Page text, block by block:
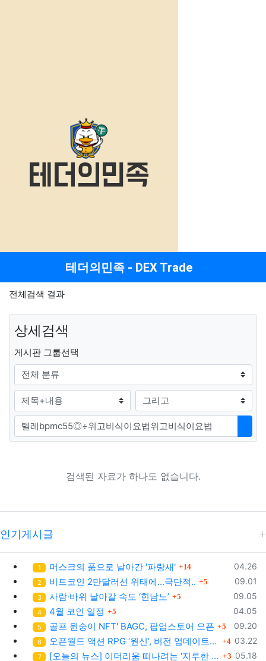
테더의민족 - DEX Trade
전체검색 결과
상세검색
그룹
게시판 그룹선택
검색조건 검색방법
검색어
검
검색된 자료가 하나도 없습니다.
인기게시글
등록일
04.26
1 머스크의 품으로 날아간 '파랑새' 댓글
14
등록일
09.01
2 비트코인 2만달러선 위태에...극단적.. 댓글
5
등록일
09.05
3 사람·바위 날아갈 속도 ‘힌남노’ 댓글
5
등록일
04.05
4 4월 코인 일정 댓글
5
등록일
09.20
5 골프 원숭이 NFT' BAGC, 팝업스토어 오픈 댓글
5
등록일
03.22
6 오픈월드 액션 RPG ‘원신’, 버전 업데이트 실시 댓글
4
등록일
05.18
7 [오늘의 뉴스] 이더리움 떠나려는 '지루한 원숭이들' 댓글
3